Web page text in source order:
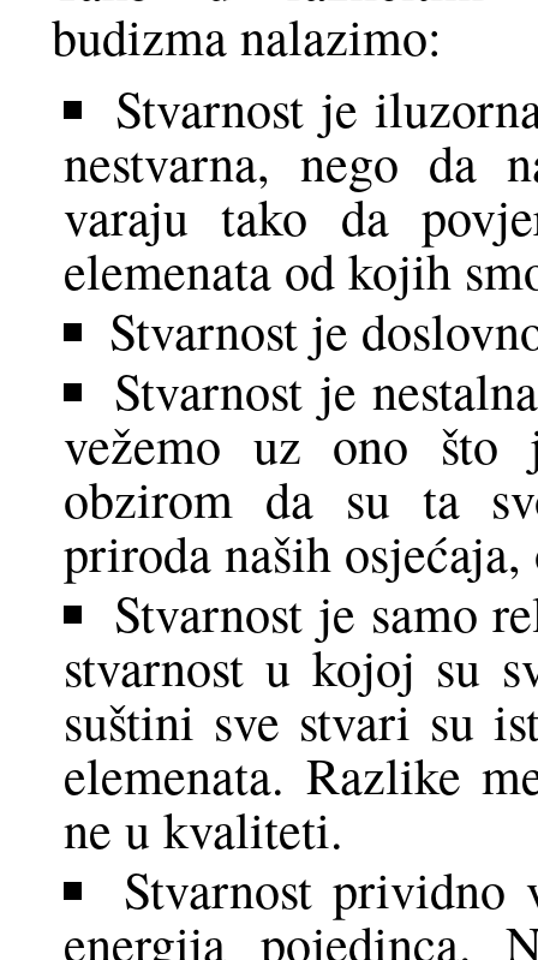
budizma nalazimo:
Stvarnost je
nestvarna, nego da
varaju tako da
elemenata od kojih
Stvarnost je
Stvarnost je
vežemo uz ono što
obzirom da su ta
priroda naših
Stvarnost je samo
stvarnost u kojoj su
suštini sve stvari su
elemenata. Razlike
ne u kvaliteti.
Stvarnost prividno
energija pojedinca.